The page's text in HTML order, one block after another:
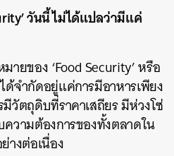
วันนี้ ไม่ได้แปลว่ามีแค่
ายของ ‘Food Security’ หรือ
จำกัดอยู่แค่การมีอาหารเพียง
วัตถุดิบที่ราคาเสถียร มีห่วงโซ่
วามต้องการของทั้งตลาดใน
างต่อเนื่อง